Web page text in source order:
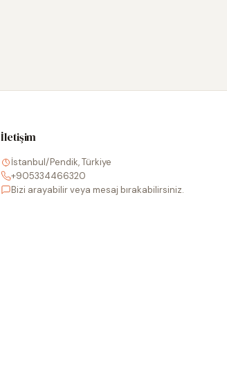
İletişim
İstanbul/Pendik, Türkiye
+905334466320
Bizi arayabilir veya mesaj bırakabilirsiniz.